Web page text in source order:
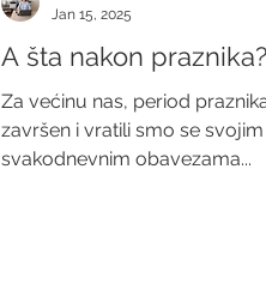
A šta nakon praznika?
Za većinu nas, period
završen i vratili smo se svojim
svakodnevnim obavezama...
Jan 15, 2025